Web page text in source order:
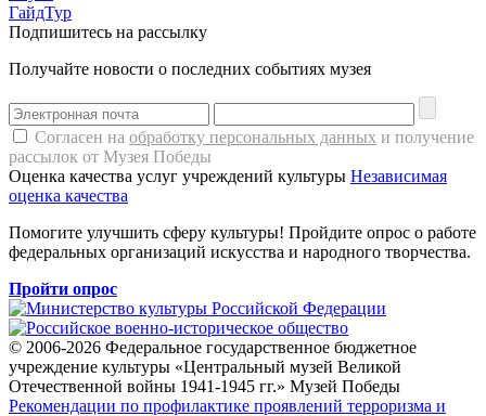
ГайдТур
Подпишитесь на рассылку
Получайте новости о последних событиях музея
Согласен на обработку персональных данных и получение
рассылок от Музея Победы
Оценка качества услуг учреждений культуры Независимая
оценка качества
Помогите улучшить сферу культуры! Пройдите опрос о работе
федеральных организаций искусства и народного творчества.
Пройти опрос
© 2006-2026 Федеральное государственное бюджетное
учреждение культуры «Центральный музей Великой
Отечественной войны 1941-1945 гг.» Музей Победы
Рекомендации по профилактике проявлений терроризма и